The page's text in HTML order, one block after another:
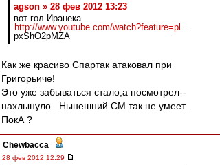
agson » 28 фев 2012 13:23
вот гол Иранека
http://www.youtube.com/watch?feature=pl ...
pxShO2pMZA
Как же красиво Спартак атаковал при
Григорьиче!
Это уже забываться стало,а посмотрел--
нахлынуло...Нынешний СМ так не умеет...
ПокА ?
Chewbacca -
28 фев 2012 12:29